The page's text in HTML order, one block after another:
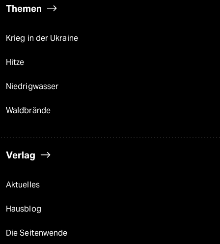
Themen
Krieg in der Ukraine
Hitze
Niedrigwasser
Waldbrände
Verlag
Aktuelles
Hausblog
Die Seitenwende